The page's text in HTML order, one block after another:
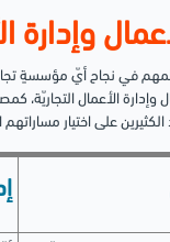
وإدارة
في نجاح أيّ مؤسسةٍ
وإدارة الأعمال
على اختيار مساراتهم